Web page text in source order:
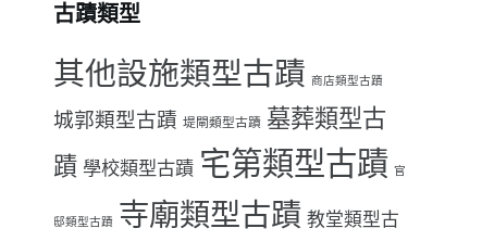
古蹟類型
其他設施類型古蹟 商店類型古蹟
城郭類型古蹟 堤閘類型古蹟 墓葬類型古
蹟 學校類型古蹟 宅第類型古蹟 官
邸類型古蹟 寺廟類型古蹟 教堂類型古